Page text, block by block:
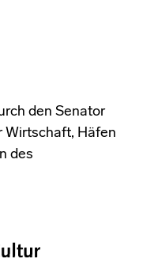
den Senator
Wirtschaft, Häfen
des